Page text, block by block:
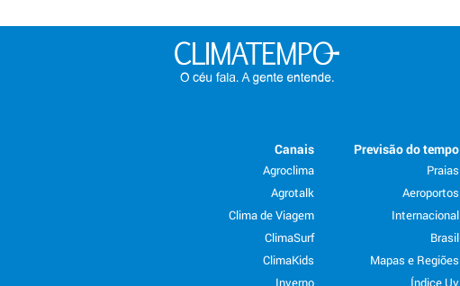
Previsão do tempo
Praias
Aeroportos
Internacional
Brasil
Mapas e Regiões
Índice Uv
Canais
Agroclima
Agrotalk
Clima de Viagem
ClimaSurf
ClimaKids
Inverno